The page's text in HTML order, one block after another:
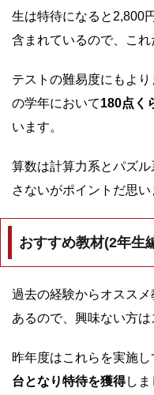
生は特待になると2,800
含まれているので、これ
テストの難易度にもよ
の学年において180点く
います。
算数は計算力系とパズ
さないがポイントだ思い
おすすめ教材(2年生
過去の経験からオスス
あるので、興味ない方は
昨年度はこれらを実施し
台となり特待を獲得しま